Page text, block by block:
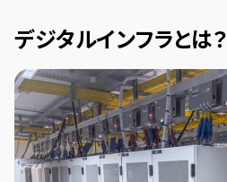
デジタルインフラとは？